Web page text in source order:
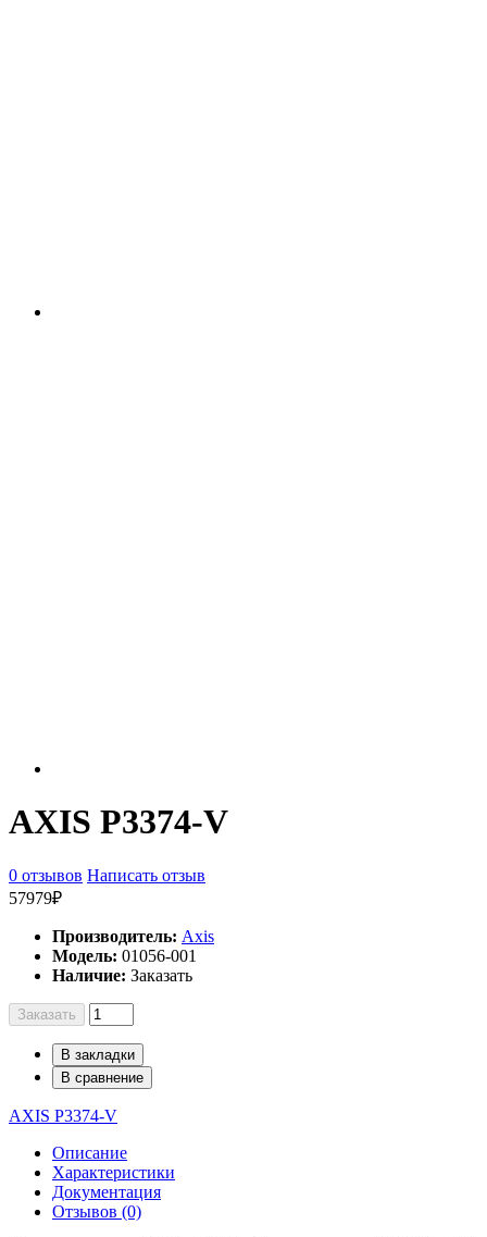
AXIS P3374-V
0 отзывов Написать отзыв
57979₽
Производитель: Axis
Модель: 01056-001
Наличие: Заказать
Заказать
В закладки
В сравнение
AXIS P3374-V
Описание
Характеристики
Документация
Отзывов (0)